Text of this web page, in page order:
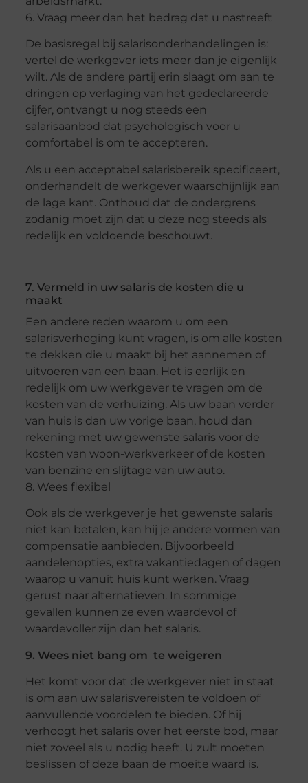
6. Vraag meer dan het bedrag dat u nastreeft
De basisregel bij salarisonderhandelingen is:
vertel de werkgever iets meer dan je eigenlijk
wilt. Als de andere partij erin slaagt om aan te
dringen op verlaging van het gedeclareerde
cijfer, ontvangt u nog steeds een
salarisaanbod dat psychologisch voor u
comfortabel is om te accepteren.
Als u een acceptabel salarisbereik specificeert,
onderhandelt de werkgever waarschijnlijk aan
de lage kant. Onthoud dat de ondergrens
zodanig moet zijn dat u deze nog steeds als
redelijk en voldoende beschouwt.
7. Vermeld in uw salaris de kosten die u
maakt
Een andere reden waarom u om een ​​
salarisverhoging kunt vragen, is om alle kosten
te dekken die u maakt bij het aannemen of
uitvoeren van een baan. Het is eerlijk en
redelijk om uw werkgever te vragen om de
kosten van de verhuizing. Als uw baan verder
van huis is dan uw vorige baan, houd dan
rekening met uw gewenste salaris voor de
kosten van woon-werkverkeer of de kosten
van benzine en slijtage van uw auto.
8. Wees flexibel
Ook als de werkgever je het gewenste salaris
niet kan betalen, kan hij je andere vormen van
compensatie aanbieden. Bijvoorbeeld
aandelenopties, extra vakantiedagen of dagen
waarop u vanuit huis kunt werken. Vraag
gerust naar alternatieven. In sommige
gevallen kunnen ze even waardevol of
waardevoller zijn dan het salaris.
9. Wees niet bang om te weigeren
Het komt voor dat de werkgever niet in staat
is om aan uw salarisvereisten te voldoen of
aanvullende voordelen te bieden. Of hij
verhoogt het salaris over het eerste bod, maar
niet zoveel als u nodig heeft. U zult moeten
beslissen of deze baan de moeite waard is.